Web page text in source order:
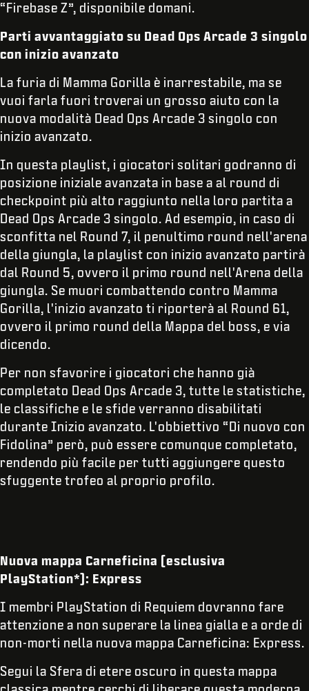
“Firebase Z”, disponibile domani.
Parti avvantaggiato su Dead Ops Arcade 3 singolo
con inizio avanzato
La furia di Mamma Gorilla è inarrestabile, ma se
vuoi farla fuori troverai un grosso aiuto con la
nuova modalità Dead Ops Arcade 3 singolo con
inizio avanzato.
In questa playlist, i giocatori solitari godranno di
posizione iniziale avanzata in base a al round di
checkpoint più alto raggiunto nella loro partita a
Dead Ops Arcade 3 singolo. Ad esempio, in caso di
sconfitta nel Round 7, il penultimo round nell'arena
della giungla, la playlist con inizio avanzato partirà
dal Round 5, ovvero il primo round nell'Arena della
giungla. Se muori combattendo contro Mamma
Gorilla, l'inizio avanzato ti riporterà al Round 61,
ovvero il primo round della Mappa del boss, e via
dicendo.
Per non sfavorire i giocatori che hanno già
completato Dead Ops Arcade 3, tutte le statistiche,
le classifiche e le sfide verranno disabilitati
durante Inizio avanzato. L'obbiettivo “Di nuovo con
Fidolina” però, può essere comunque completato,
rendendo più facile per tutti aggiungere questo
sfuggente trofeo al proprio profilo.
Nuova mappa Carneficina (esclusiva
PlayStation*): Express
I membri PlayStation di Requiem dovranno fare
attenzione a non superare la linea gialla e a orde di
non-morti nella nuova mappa Carneficina: Express.
Segui la Sfera di etere oscuro in questa mappa